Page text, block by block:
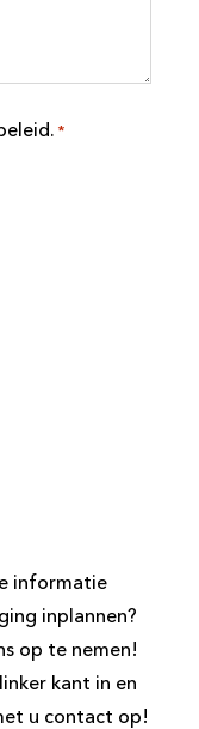
*
informatie
inplannen?
op te nemen!
kant in en
u contact op!